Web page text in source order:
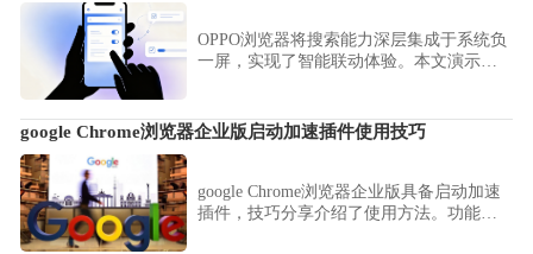
OPPO浏览器将搜索能力深层集成于系统负
一屏，实现了智能联动体验。本文演示了
一屏到浏览器的秒级交互响应。
google Chrome浏览器企业版启动加速插件使用技巧
google Chrome浏览器企业版具备启动加速
插件，技巧分享介绍了使用方法。功能可